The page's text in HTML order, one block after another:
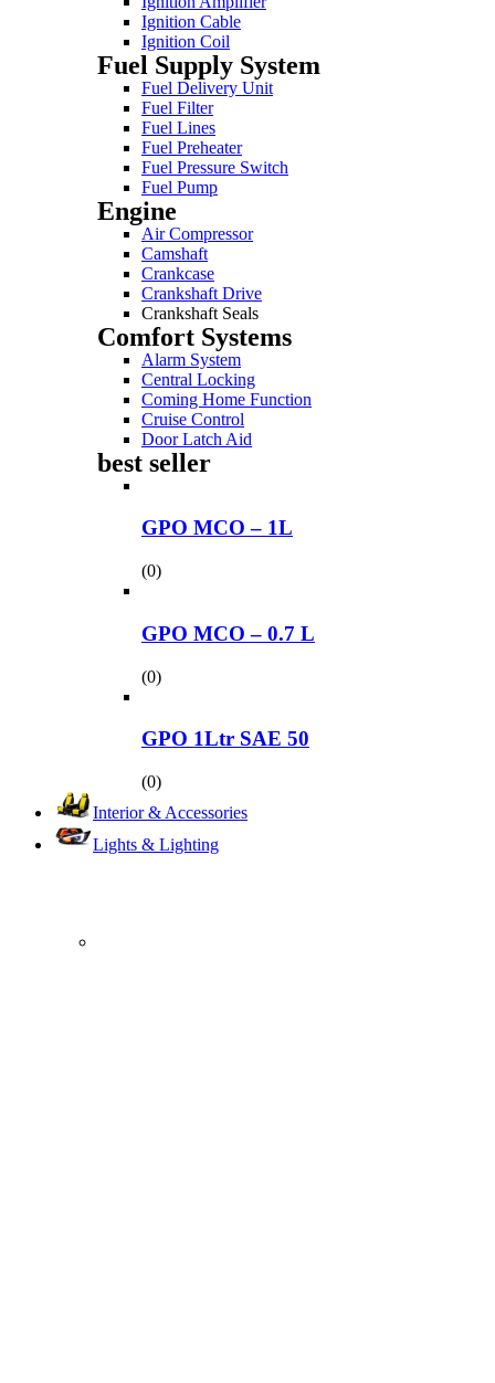
Ignition Cable
Ignition Coil
Fuel Supply System
Fuel Delivery Unit
Fuel Filter
Fuel Lines
Fuel Preheater
Fuel Pressure Switch
Fuel Pump
Engine
Air Compressor
Camshaft
Crankcase
Crankshaft Drive
Crankshaft Seals
Comfort Systems
Alarm System
Central Locking
Coming Home Function
Cruise Control
Door Latch Aid
best seller
GPO MCO – 1L
(0)
GPO MCO – 0.7 L
(0)
GPO 1Ltr SAE 50
(0)
Interior & Accessories
Lights & Lighting